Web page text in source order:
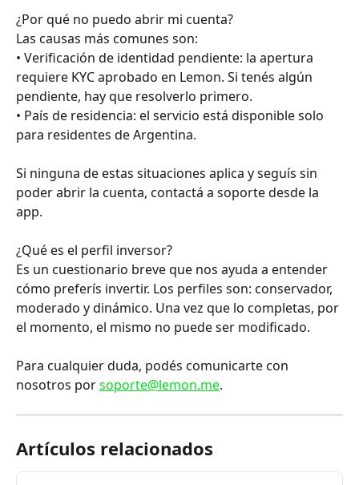
¿Por qué no puedo abrir mi cuenta?
Las causas más comunes son:
• Verificación de identidad pendiente: la apertura
requiere KYC aprobado en Lemon. Si tenés algún
pendiente, hay que resolverlo primero.
• País de residencia: el servicio está disponible solo
para residentes de Argentina.
Si ninguna de estas situaciones aplica y seguís sin
poder abrir la cuenta, contactá a soporte desde la
app.
¿Qué es el perfil inversor?
Es un cuestionario breve que nos ayuda a entender
cómo preferís invertir. Los perfiles son: conservador,
moderado y dinámico. Una vez que lo completas, por
el momento, el mismo no puede ser modificado.
Para cualquier duda, podés comunicarte con
nosotros por soporte@lemon.me.
Artículos relacionados